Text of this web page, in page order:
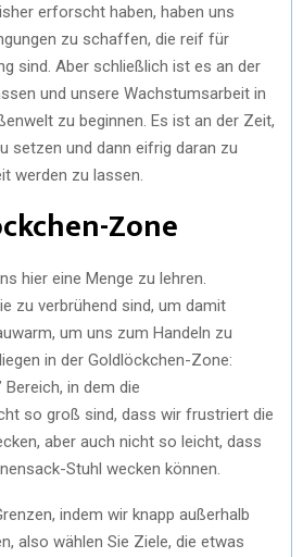
erforscht haben, haben uns
zu schaffen, die reif für
sind. Aber schließlich ist es an der
und unsere Wachstumsarbeit in
zu beginnen. Es ist an der Zeit,
setzen und dann eifrig daran zu
werden zu lassen.
Zone
hier eine Menge zu lehren.
zu verbrühend sind, um damit
um uns zum Handeln zu
in der Goldlöckchen-Zone:
Bereich, in dem die
so groß sind, dass wir frustriert die
aber auch nicht so leicht, dass
Stuhl wecken können.
indem wir knapp außerhalb
also wählen Sie Ziele, die etwas